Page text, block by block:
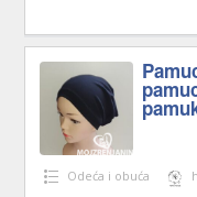
Odeća i obuća